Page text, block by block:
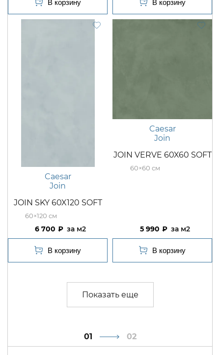
Caesar
Join
JOIN SKY 60X120 SOFT
60×120
6 700 м2
Caesar
Join
JOIN VERVE 60X60 SOFT
60×60
5 990 м2
1 2